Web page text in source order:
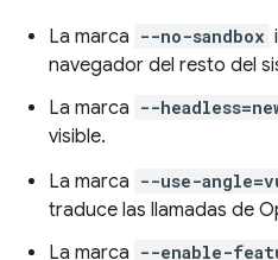
La marca --no-sandbox
navegador del resto del
La marca --
visible.
La marca --use-
traduce las llamadas de
La marca --enable-